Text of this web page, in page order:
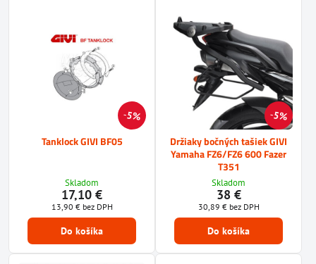
5%
Tanklock GIVI BF05
Skladom
17,10 €
13,90 € bez DPH
Do košíka
5%
Držiaky bočných tašiek GIVI
Yamaha FZ6/FZ6 600 Fazer
T351
Skladom
38 €
30,89 € bez DPH
Do košíka